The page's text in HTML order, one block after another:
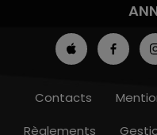
Contacts
Règlements